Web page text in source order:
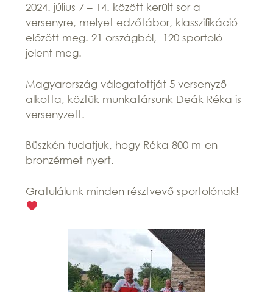
2024. július 7 – 14. között került sor a
versenyre, melyet edzőtábor, klasszifikáció
előzött meg. 21 országból, 120 sportoló
jelent meg.
Magyarország válogatottját 5 versenyző
alkotta, köztük munkatársunk Deák Réka is
versenyzett.
Büszkén tudatjuk, hogy Réka 800 m-en
bronzérmet nyert.
Gratulálunk minden résztvevő sportolónak!